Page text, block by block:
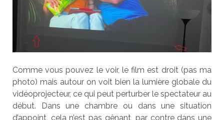
Comme vous pouvez le voir, le film est droit (pas ma
photo) mais autour on voit bien la lumière globale du
vidéoprojecteur, ce qui peut perturber le spectateur au
début. Dans une chambre ou dans une situation
d’appoint, cela n’est pas gênant, par contre dans une